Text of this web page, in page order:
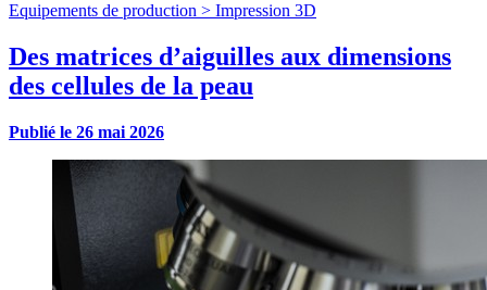
Equipements de production > Impression 3D
Des matrices d’aiguilles aux dimensions
des cellules de la peau
Publié le 26 mai 2026